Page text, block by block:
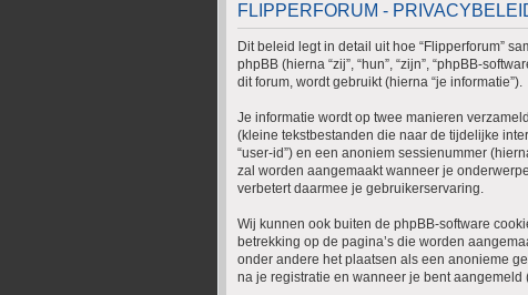
FLIPPERFORUM -
Dit beleid legt in detail uit hoe “Flipperforum”
phpBB (hierna “zij”, “hun”, “zijn”, “phpBB-
dit forum, wordt gebruikt (hierna “je informatie”).
Je informatie wordt op twee manieren
(kleine tekstbestanden die naar de tijdelijke
“user-id”) en een anoniem sessienummer
zal worden aangemaakt wanneer je
verbetert daarmee je gebruikerservaring.
Wij kunnen ook buiten de phpBB-software
betrekking op de pagina’s die worden
onder andere het plaatsen als een anonieme
na je registratie en wanneer je bent aangemeld